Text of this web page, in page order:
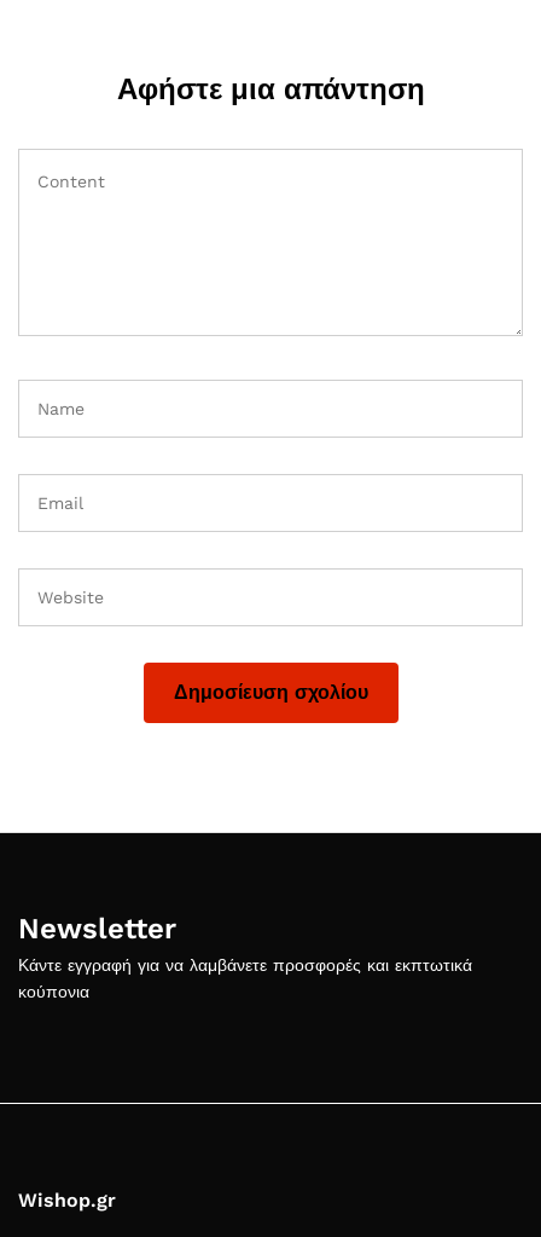
Αφήστε μια απάντηση
Newsletter
Κάντε εγγραφή για να λαμβάνετε προσφορές και εκπτωτικά
κούπονια
Wishop.gr